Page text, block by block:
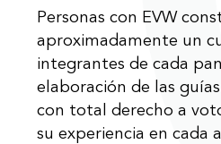
Personas con EVW
aproximadamente un
integrantes de cada
elaboración de las
con total derecho a
su experiencia en cada